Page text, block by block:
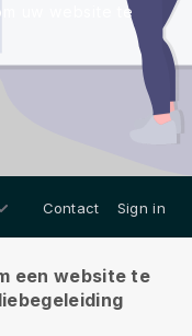
uw website te
Contact Sign in
een website te